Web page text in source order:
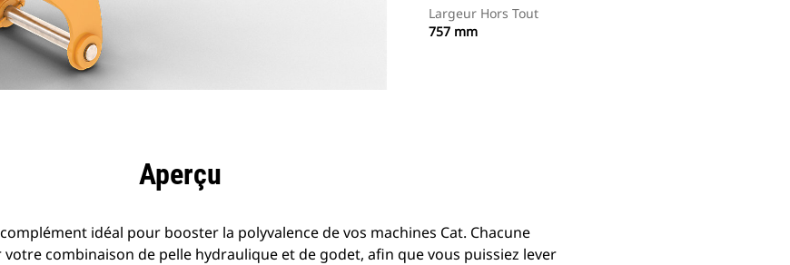
Largeur Hors Tout
757 mm
Aperçu
idéal pour booster la polyvalence de vos machines Cat. Chacune
combinaison de pelle hydraulique et de godet, afin que vous puissiez lever